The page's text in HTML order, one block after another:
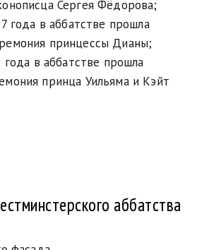
Сергея Фёдорова;
года в аббатстве прошла
принцессы Дианы;
года в аббатстве прошла
принца Уильяма и Кэйт
аббатства